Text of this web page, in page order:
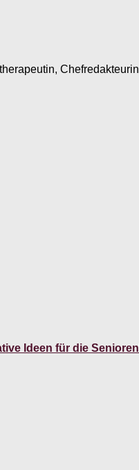
Ideen für die